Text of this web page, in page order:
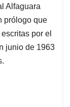
Alfaguara
prólogo que
por el
junio de 1963